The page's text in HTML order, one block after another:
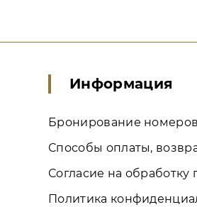
Информация
Бронирование
Способы оплаты,
Согласие на
Политика